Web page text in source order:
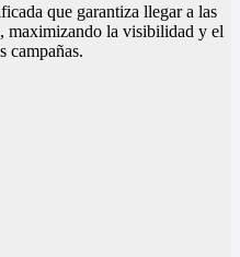
que garantiza llegar a las
maximizando la visibilidad y el
campañas.